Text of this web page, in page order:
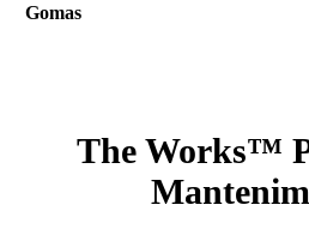
Gomas
The Works™